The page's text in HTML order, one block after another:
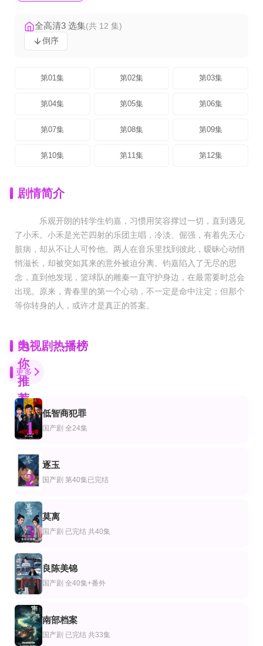
全高清3 选集(共 12 集)
倒序
第01集 第02集 第03集
第04集 第05集 第06集
第07集 第08集 第09集
第10集 第11集 第12集
剧情简介
乐观开朗的转学生钧嘉，习惯用笑容撑过一切，直到遇见
了小禾。小禾是光芒四射的乐团主唱，冷淡、倔强，有着先天心
脏病，却从不让人可怜他。两人在音乐里找到彼此，暧昧心动悄
悄滋长，却被突如其来的意外被迫分离。钧嘉陷入了无尽的思
念，直到他发现，篮球队的雕秦一直守护身边，在最需要时总会
出现。原来，青春里的第一个心动，不一定是命中注定；但那个
等你转身的人，或许才是真正的答案。
为
你
推
荐
已完结 共5集
别墅·恋爱是桃色的
第1集
指尖浪漫第二季
全集
身份错位：总裁的契约恋人
全集
无敌大小姐出山了
全集
王妃系统在手，气的王爷发抖
更新至第7集
日落下的彩虹
全集
雇佣兵荒岛求生爆火出圈第2季
孔奇力＆修雨秀＆王锦茵
全集
沈夫人谁也不惯着
范瑞雪＆宋骏
已完结 共281集
市井豪门
雷洪,谢忻,郭亚堂
更新至02集
守护之爱
卡黎莎·素帕琳格特,塔那帕特·卡维拉,朋拉维·凯普拉帕功,娜琳迪帕·莎功昂格派,
全集
移巢
刘萧旭＆王格格
更新至03集
我与沃尔特家男孩的生活第3季
杰克·曼利,马克·布鲁卡斯,保罗·麦克吉莱恩,艾琳·卡普拉克,柯瑞·福格尔玛尼
死人公司第4季
卡洛斯·阿雷塞斯,Laura·Caballero
3年B班金八老师第六季
堀内正美,中尾明庆,风间俊介,星野真里,倍赏美津子,武田铁矢,上户彩,本仮屋唯
约翰·奥利弗上周今夜秀第一季
约翰·奥利弗
电视剧热播榜
更多
1
低智商犯罪
国产剧 全24集
2
逐玉
国产剧 第40集已完结
3
莫离
国产剧 已完结 共40集
4
良陈美锦
国产剧 全40集+番外
5
南部档案
国产剧 已完结 共33集